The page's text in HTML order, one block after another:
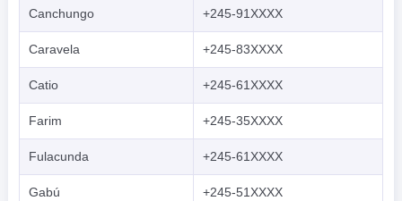
Canchungo +245-91XXXX
Caravela +245-83XXXX
Catio +245-61XXXX
Farim +245-35XXXX
Fulacunda +245-61XXXX
Gabú +245-51XXXX